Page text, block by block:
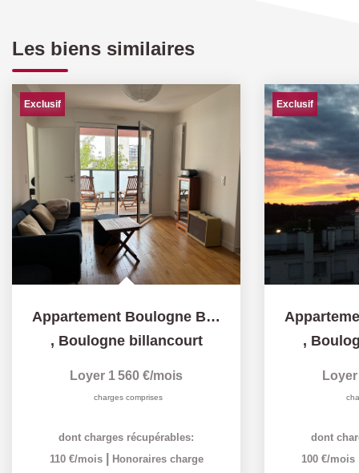
Les biens similaires
Exclusif
Appartement Boulogne Billancourt 2 pièce(s) 41 m2
, Boulogne billancourt
Loyer 1 560 €/mois
charges comprises
dont charges récupérables:
110 €/mois
Honoraires charge
Exclusif
,
dont
100 €/mois